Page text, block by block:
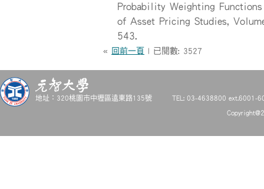
Probability Weighting
of Asset Pricing Studies,
543.
« 回前一頁 | 已閱數: 3527
地址：320桃園市中壢區遠東路135號 TEL: 03-4638800 ext.6001-